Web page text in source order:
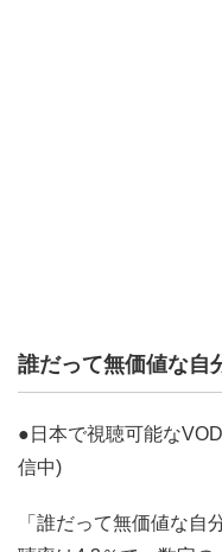
誰だって無価値な自
●日本で視聴可能な
信中)
「誰だって無価値な自